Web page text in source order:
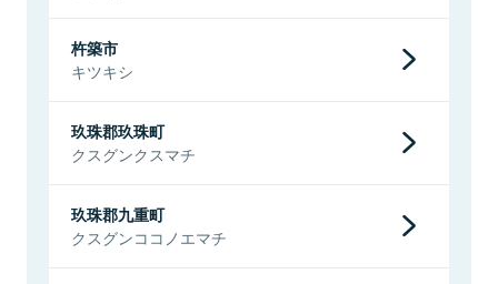
杵築市
キツキシ
玖珠郡玖珠町
クスグンクスマチ
玖珠郡九重町
クスグンココノエマチ